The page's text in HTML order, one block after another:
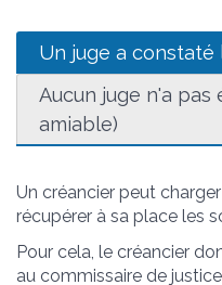
Un juge a constaté
Aucun juge n'a
amiable)
Un créancier peut
récupérer à sa place les
Pour cela, le créancier
au commissaire de